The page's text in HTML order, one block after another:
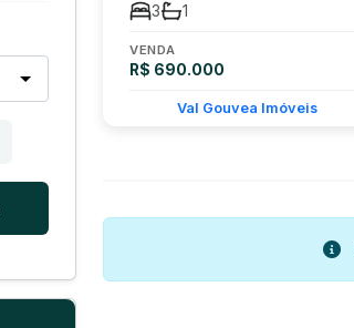
3 1
VENDA
R$ 690.000
Val Gouvea Imóveis